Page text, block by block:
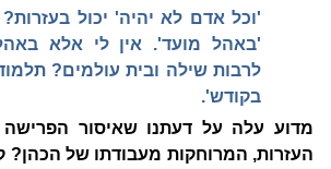
'וכל אדם לא יהיה' יכול
'באהל מועד'. אין לי אלא
לרבות שילה ובית עולמים?
בקודש'.
מדוע עלה על דעתנו שאיסור
העזרות, המרוחקות מעבודתו של הכהן?